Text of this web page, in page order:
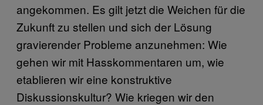
angekommen. Es gilt jetzt die Weichen für die
Zukunft zu stellen und sich der Lösung
gravierender Probleme anzunehmen: Wie
gehen wir mit Hasskommentaren um, wie
etablieren wir eine konstruktive
Diskussionskultur? Wie kriegen wir den